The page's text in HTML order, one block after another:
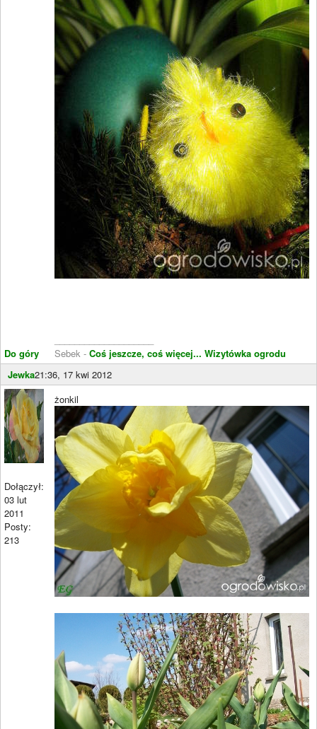
Do góry
Sebek - Coś jeszcze, coś więcej... Wizytówka ogrodu
Jewka21:36, 17 kwi 2012
Dołączył:
03 lut
2011
Posty:
213
żonkil